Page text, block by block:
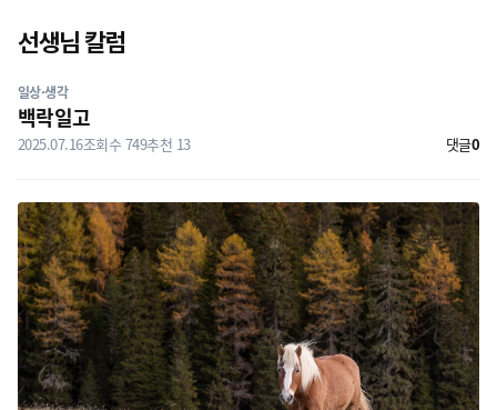
닫기
선생님 칼럼
일상·생각
백락일고
2025.07.16조회수 749추천 13 댓글0